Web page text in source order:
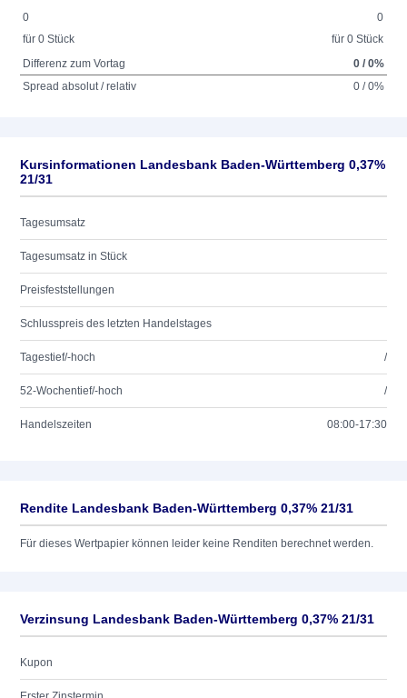
0
für 0 Stück
0
für 0 Stück
Differenz zum Vortag
0 / 0%
Spread absolut / relativ
0 / 0%
Kursinformationen Landesbank Baden-Württemberg 0,37%
21/31
Tagesumsatz
Tagesumsatz in Stück
Preisfeststellungen
Schlusspreis des letzten Handelstages
Tagestief/-hoch /
52-Wochentief/-hoch /
Handelszeiten 08:00-17:30
Rendite Landesbank Baden-Württemberg 0,37% 21/31
Für dieses Wertpapier können leider keine Renditen berechnet werden.
Verzinsung Landesbank Baden-Württemberg 0,37% 21/31
Kupon